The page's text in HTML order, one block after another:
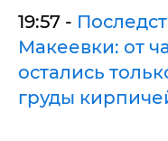
19:57 -
Макеевки: от
остались
груды